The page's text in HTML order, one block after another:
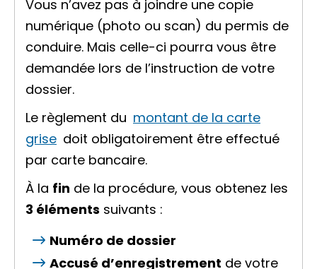
Vous n’avez pas à joindre une copie
numérique (photo ou scan) du permis de
conduire. Mais celle-ci pourra vous être
demandée lors de l’instruction de votre
dossier.
Le règlement du montant de la carte
grise doit obligatoirement être effectué
par carte bancaire.
À la fin de la procédure, vous obtenez les
3 éléments suivants :
Numéro de dossier
Accusé d’enregistrement de votre